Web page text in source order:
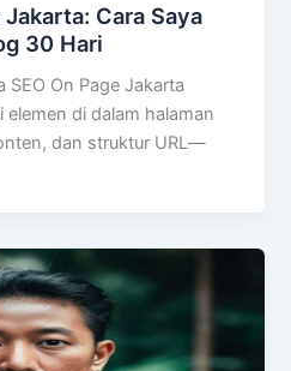
Jakarta: Cara Saya
30 Hari
SEO On Page Jakarta
di dalam halaman
dan struktur URL—